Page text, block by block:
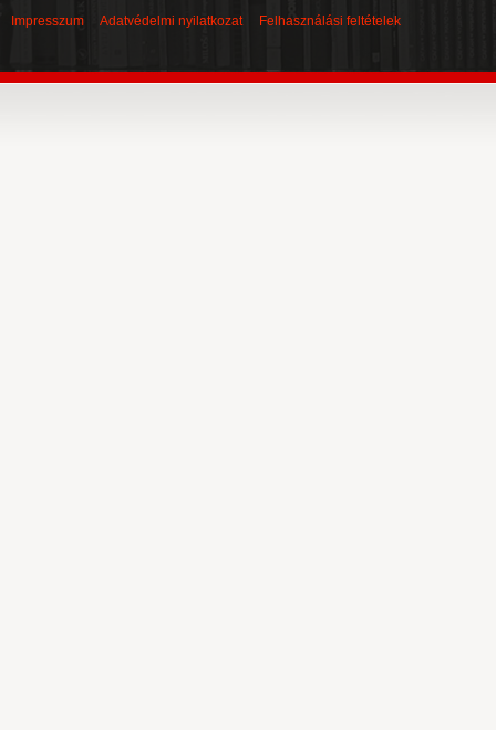
Impresszum Adatvédelmi nyilatkozat Felhasználási feltételek